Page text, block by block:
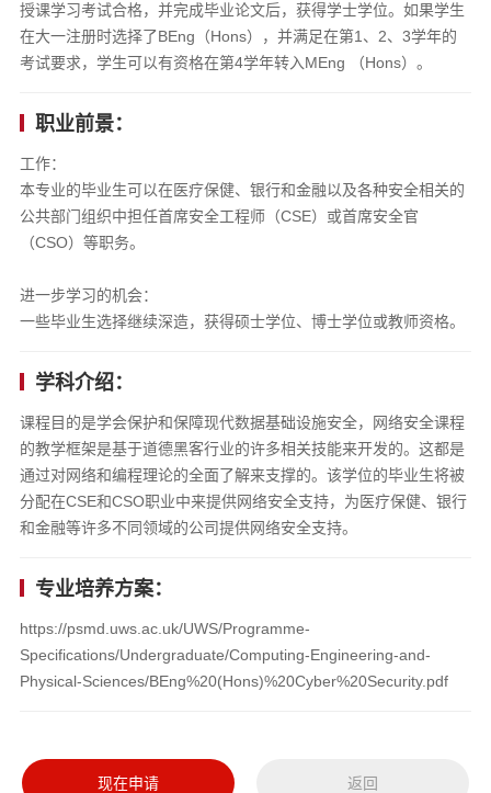
授课学习考试合格，并完成毕业论文后，获得学士学位。如果学生
在大一注册时选择了BEng（Hons），并满足在第1、2、3学年的
考试要求，学生可以有资格在第4学年转入MEng （Hons）。
职业前景：
工作：
本专业的毕业生可以在医疗保健、银行和金融以及各种安全相关的
公共部门组织中担任首席安全工程师（CSE）或首席安全官
（CSO）等职务。
进一步学习的机会：
一些毕业生选择继续深造，获得硕士学位、博士学位或教师资格。
学科介绍：
课程目的是学会保护和保障现代数据基础设施安全，网络安全课程
的教学框架是基于道德黑客行业的许多相关技能来开发的。这都是
通过对网络和编程理论的全面了解来支撑的。该学位的毕业生将被
分配在CSE和CSO职业中来提供网络安全支持，为医疗保健、银行
和金融等许多不同领域的公司提供网络安全支持。
专业培养方案：
https://psmd.uws.ac.uk/UWS/Programme-
Specifications/Undergraduate/Computing-Engineering-and-
Physical-Sciences/BEng%20(Hons)%20Cyber%20Security.pdf
现在申请 返回